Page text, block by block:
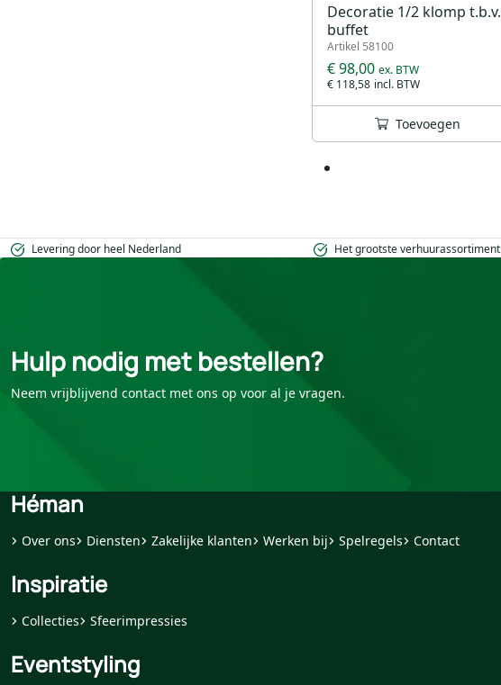
Decoratie 1/2 klomp t.b.v.
buffet
Artikel 58100
€ 118,58
€ 98,00
Toevoegen
Levering door heel Nederland Het grootste verhuurassortiment
Hulp nodig met bestellen?
Neem vrijblijvend contact met ons op voor al je vragen.
Héman
Over ons Diensten Zakelijke klanten Werken bij Spelregels Contact
Inspiratie
Collecties Sfeerimpressies
Eventstyling